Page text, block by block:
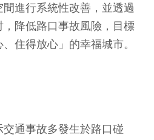
進行系統性改善，並透過
降低路口事故風險，目標
住得放心」的幸福城市。
通事故多發生於路口碰